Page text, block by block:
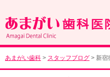
あまがい歯科 > スタッフブログ > 新宿